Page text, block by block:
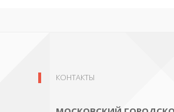
КОНТАКТЫ